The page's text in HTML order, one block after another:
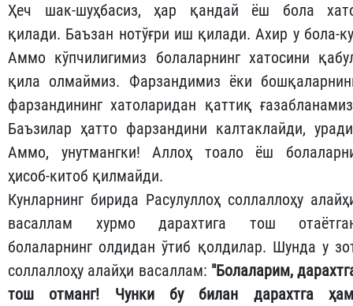
Ҳеч шак-шуҳбасиз, ҳар қандай ёш бола
қилади. Баъзан нотўғри иш қилади. Ахир у бола-
Аммо кўпчилигимиз болаларнинг хатосини
қила олмаймиз. Фарзандимиз ёки
фарзандининг хатоларидан қаттиқ
Баъзилар ҳатто фарзандини калтаклайди,
Аммо, унутмангки! Аллоҳ тоало ёш
ҳисоб-китоб қилмайди.
Кунларнинг бирида Расулуллоҳ соллаллоҳу
васаллам хурмо дарахтига тош
болаларнинг олдидан ўтиб қолдилар. Шунда у
соллаллоҳу алайҳи васаллам: "Болаларим,
тош отманг! Чунки бу билан дарахтга